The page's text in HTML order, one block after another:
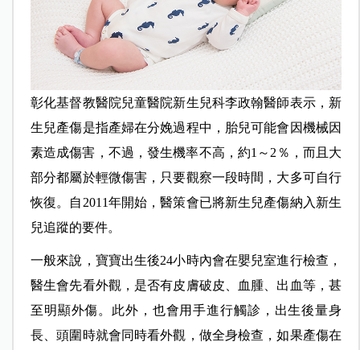
彰化基督教醫院兒童醫院新生兒科李政翰醫師表示，新
生兒產傷是指產婦在分娩過程中，胎兒可能會因機械因
素造成傷害，不過，發生機率不高，約1～2％，而且大
部分都屬於輕微傷害，只要觀察一段時間，大多可自行
恢復。自2011年開始，醫策會已將新生兒產傷納入新生
兒追蹤的要件。
一般來說，寶寶出生後24小時內會在嬰兒室進行檢查，
醫生會先看外觀，是否有皮膚破皮、血腫、出血等，甚
至明顯外傷。此外，也會用手進行觸診，出生後量身
長、頭圍時就會同時看外觀，做全身檢查，如果產傷在